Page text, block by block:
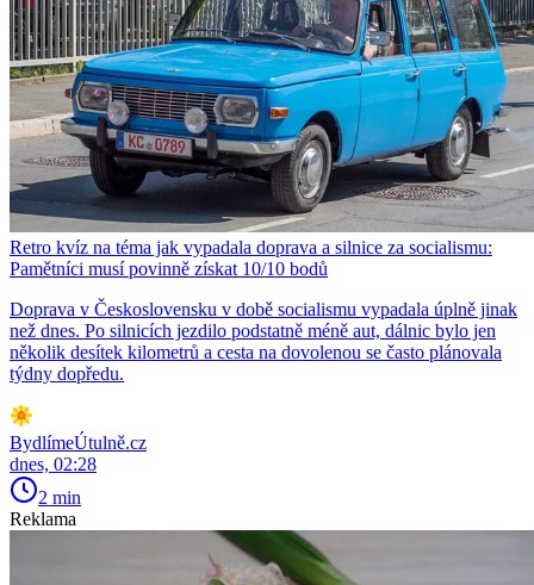
Retro kvíz na téma jak vypadala doprava a silnice za socialismu:
Pamětníci musí povinně získat 10/10 bodů
Doprava v Československu v době socialismu vypadala úplně jinak
než dnes. Po silnicích jezdilo podstatně méně aut, dálnic bylo jen
několik desítek kilometrů a cesta na dovolenou se často plánovala
týdny dopředu.
BydlímeÚtulně.cz
dnes, 02:28
2 min
Reklama